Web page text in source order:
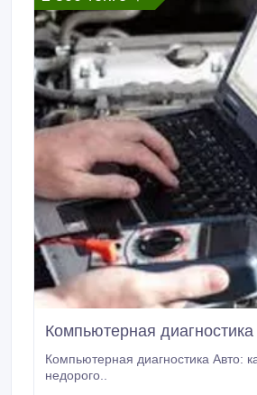
Компьютерная
Компьютерная диагностика Авто:
недорого..